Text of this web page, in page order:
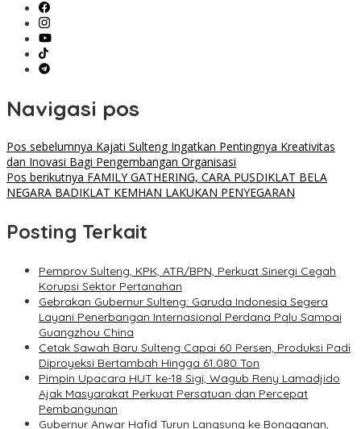
Navigasi pos
Pos sebelumnya Kajati Sulteng Ingatkan Pentingnya Kreativitas
dan Inovasi Bagi Pengembangan Organisasi
Pos berikutnya FAMILY GATHERING, CARA PUSDIKLAT BELA
NEGARA BADIKLAT KEMHAN LAKUKAN PENYEGARAN
Posting Terkait
Pemprov Sulteng, KPK, ATR/BPN, Perkuat Sinergi Cegah
Korupsi Sektor Pertanahan
Gebrakan Gubernur Sulteng: Garuda Indonesia Segera
Layani Penerbangan Internasional Perdana Palu Sampai
Guangzhou China
Cetak Sawah Baru Sulteng Capai 60 Persen, Produksi Padi
Diproyeksi Bertambah Hingga 61.080 Ton
Pimpin Upacara HUT ke-18 Sigi, Wagub Reny Lamadjido
Ajak Masyarakat Perkuat Persatuan dan Percepat
Pembangunan
Gubernur Anwar Hafid Turun Langsung ke Bongganan,